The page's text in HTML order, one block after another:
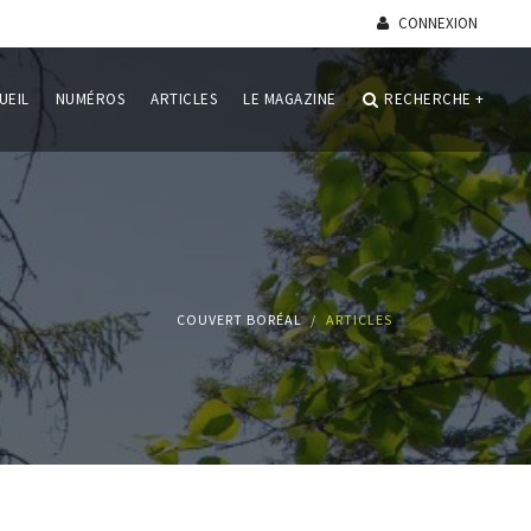
CONNEXION
RECHERCHE +
NUMÉROS ARTICLES LE MAGAZINE
COUVERT BORÉAL ARTICLES